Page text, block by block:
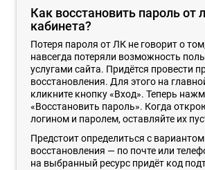
Как восстановить пароль от
кабинета?
Потеря пароля от ЛК не говорит о
навсегда потеряли возможность
услугами сайта. Придётся провести
восстановления. Для этого на
кликните кнопку «Вход». Теперь
«Восстановить пароль». Когда
логином и паролем, оставляйте их
Предстоит определиться с вариантом
восстановления — по почте или
на выбранный ресурс придёт код